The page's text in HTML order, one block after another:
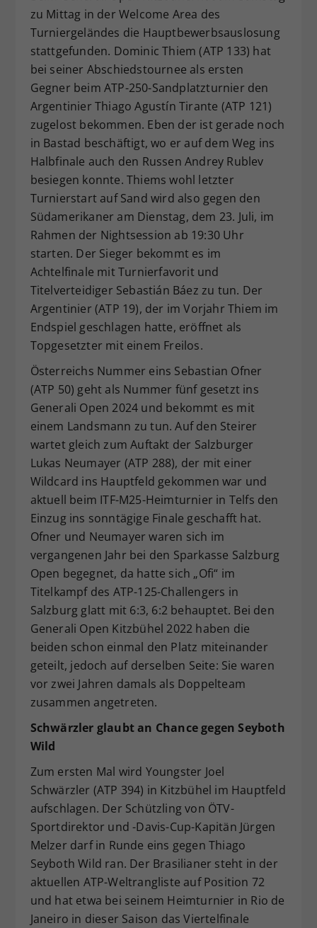
zu Mittag in der Welcome Area des
Turniergeländes die Hauptbewerbsauslosung
stattgefunden. Dominic Thiem (ATP 133) hat
bei seiner Abschiedstournee als ersten
Gegner beim ATP-250-Sandplatzturnier den
Argentinier Thiago Agustín Tirante (ATP 121)
zugelost bekommen. Eben der ist gerade noch
in Bastad beschäftigt, wo er auf dem Weg ins
Halbfinale auch den Russen Andrey Rublev
besiegen konnte. Thiems wohl letzter
Turnierstart auf Sand wird also gegen den
Südamerikaner am Dienstag, dem 23. Juli, im
Rahmen der Nightsession ab 19:30 Uhr
starten. Der Sieger bekommt es im
Achtelfinale mit Turnierfavorit und
Titelverteidiger Sebastián Báez zu tun. Der
Argentinier (ATP 19), der im Vorjahr Thiem im
Endspiel geschlagen hatte, eröffnet als
Topgesetzter mit einem Freilos.
Österreichs Nummer eins Sebastian Ofner
(ATP 50) geht als Nummer fünf gesetzt ins
Generali Open 2024 und bekommt es mit
einem Landsmann zu tun. Auf den Steirer
wartet gleich zum Auftakt der Salzburger
Lukas Neumayer (ATP 288), der mit einer
Wildcard ins Hauptfeld gekommen war und
aktuell beim ITF-M25-Heimturnier in Telfs den
Einzug ins sonntägige Finale geschafft hat.
Ofner und Neumayer waren sich im
vergangenen Jahr bei den Sparkasse Salzburg
Open begegnet, da hatte sich „Ofi“ im
Titelkampf des ATP-125-Challengers in
Salzburg glatt mit 6:3, 6:2 behauptet. Bei den
Generali Open Kitzbühel 2022 haben die
beiden schon einmal den Platz miteinander
geteilt, jedoch auf derselben Seite: Sie waren
vor zwei Jahren damals als Doppelteam
zusammen angetreten.
Schwärzler glaubt an Chance gegen Seyboth
Wild
Zum ersten Mal wird Youngster Joel
Schwärzler (ATP 394) in Kitzbühel im Hauptfeld
aufschlagen. Der Schützling von ÖTV-
Sportdirektor und -Davis-Cup-Kapitän Jürgen
Melzer darf in Runde eins gegen Thiago
Seyboth Wild ran. Der Brasilianer steht in der
aktuellen ATP-Weltrangliste auf Position 72
und hat etwa bei seinem Heimturnier in Rio de
Janeiro in dieser Saison das Viertelfinale
Zweck
Dieser Wert speichert Ihre Consent-
Einstellungen. Unter anderem eine
zufällig generierte ID, für die
historische Speicherung Ihrer
Webseiten-Betreiber dies eingestellt
hat.